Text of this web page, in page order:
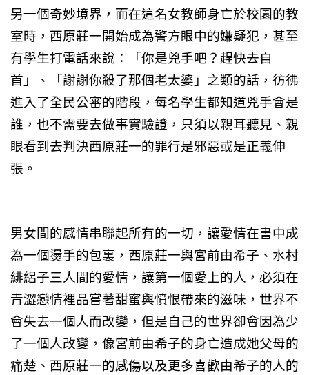
另一個奇妙境界，而在這名女教師身亡於校園的教
室時，西原莊一開始成為警方眼中的嫌疑犯，甚至
有學生打電話來說：「你是兇手吧？趕快去自
首」、「謝謝你殺了那個老太婆」之類的話，彷彿
進入了全民公審的階段，每名學生都知道兇手會是
誰，也不需要去做事實驗證，只須以親耳聽見、親
眼看到去判決西原莊一的罪行是邪惡或是正義伸
張。
男女間的感情串聯起所有的一切，讓愛情在書中成
為一個燙手的包裏，西原莊一與宮前由希子、水村
緋絽子三人間的愛情，讓第一個愛上的人，必須在
青澀戀情裡品嘗著甜蜜與憤恨帶來的滋味，世界不
會失去一個人而改變，但是自己的世界卻會因為少
了一個人改變，像宮前由希子的身亡造成她父母的
痛楚、西原莊一的感傷以及更多喜歡由希子的人的